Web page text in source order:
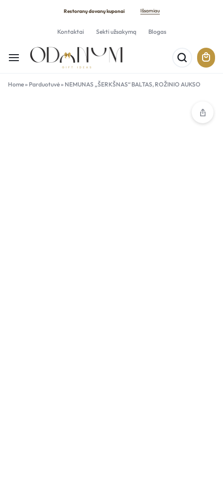
Restoranų dovanų kuponai Išsamiau
Kontaktai Sekti užsakymą Blogas
Home» Parduotuvė» NEMUNAS „ŠERKŠNAS“ BALTAS, ROŽINIO AUKSO